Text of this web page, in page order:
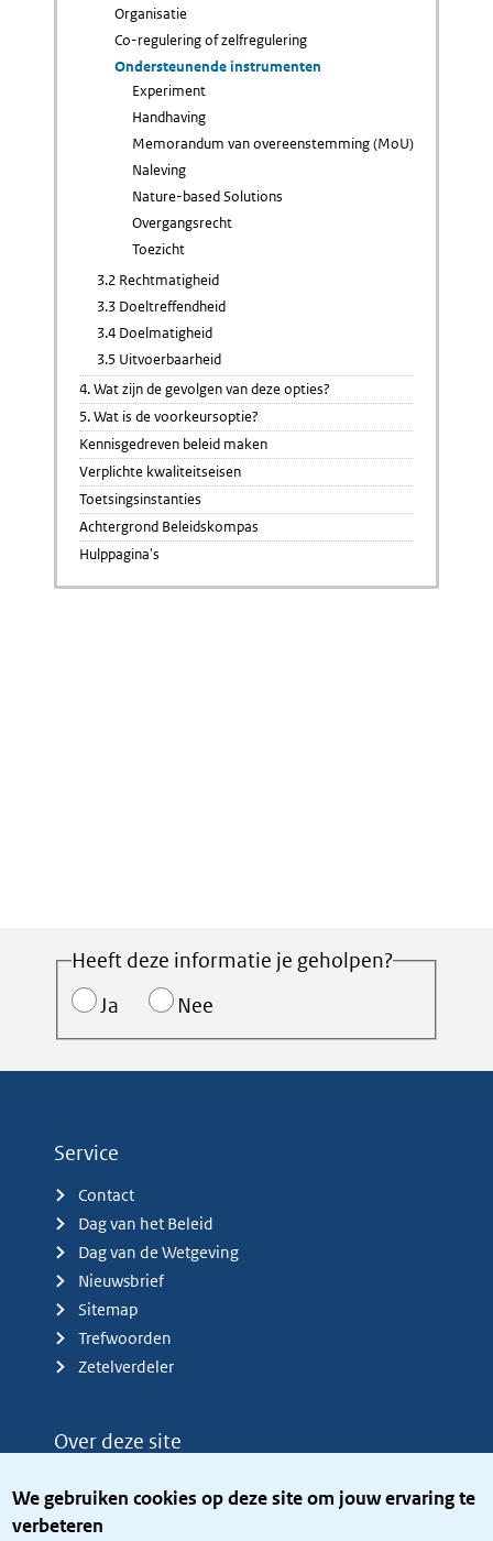
We gebruiken cookies op deze site om jouw ervaring te
verbeteren
Organisatie
Co-regulering of zelfregulering
Ondersteunende instrumenten
Experiment
Handhaving
Memorandum van overeenstemming (MoU)
Naleving
Nature-based Solutions
Overgangsrecht
Toezicht
3.2 Rechtmatigheid
3.3 Doeltreffendheid
3.4 Doelmatigheid
3.5 Uitvoerbaarheid
4. Wat zijn de gevolgen van deze opties?
5. Wat is de voorkeursoptie?
Kennisgedreven beleid maken
Verplichte kwaliteitseisen
Toetsingsinstanties
Achtergrond Beleidskompas
Hulppagina's
Heeft deze informatie je geholpen?
Ja
Nee
Service
Contact
Dag van het Beleid
Dag van de Wetgeving
Nieuwsbrief
Sitemap
Trefwoorden
Zetelverdeler
Over deze site
Privacy